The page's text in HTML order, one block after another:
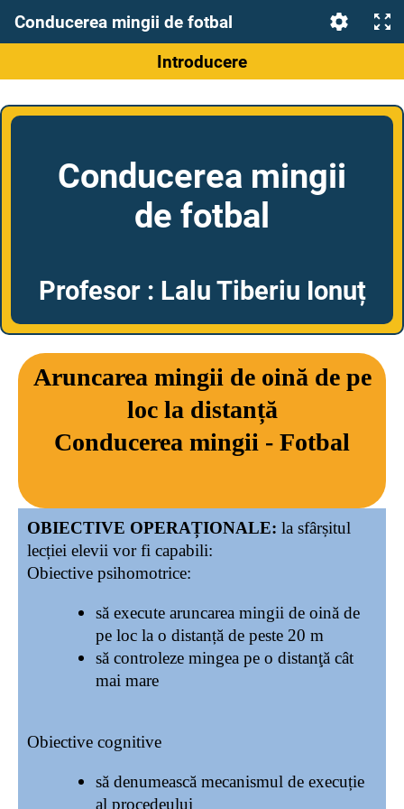
Conducerea mingii de fotbal
Introducere
Conducerea mingii
de fotbal
Profesor : Lalu Tiberiu Ionuț
Aruncarea mingii de oină de pe
loc la distanță
Conducerea mingii - Fotbal
OBIECTIVE OPERAȚIONALE: la sfârșitul
lecției elevii vor fi capabili:
Obiective psihomotrice:
să execute aruncarea mingii de oină de
pe loc la o distanță de peste 20 m
să controleze mingea pe o distanţă cât
mai mare
Obiective cognitive
să denumească mecanismul de execuție
al procedeului